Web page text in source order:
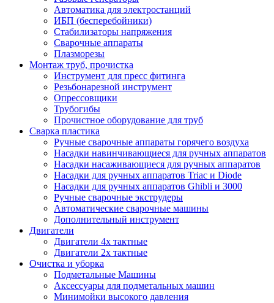
Автоматика для электростанций
ИБП (бесперебойники)
Стабилизаторы напряжения
Сварочные аппараты
Плазморезы
Монтаж труб, прочистка
Инструмент для пресс фитинга
Резьбонарезной инструмент
Опрессовщики
Трубогибы
Прочистное оборудование для труб
Сварка пластика
Ручные сварочные аппараты горячего воздуха
Насадки навинчивающиеся для ручных аппаратов
Насадки насаживающиеся для ручных аппаратов
Насадки для ручных аппаратов Triac и Diode
Насадки для ручных аппаратов Ghibli и 3000
Ручные сварочные экструдеры
Автоматические сварочные машины
Дополнительный инструмент
Двигатели
Двигатели 4х тактные
Двигатели 2х тактные
Очистка и уборка
Подметальные Машины
Аксессуары для подметальных машин
Минимойки высокого давления